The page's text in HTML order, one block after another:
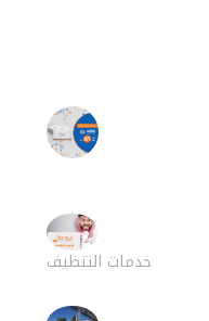
خدمات التنظيف